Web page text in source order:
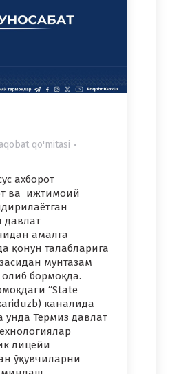
qo'mitasi
ахборот
ва ижтимоий
давлат
амалга
қонун талабларига
мунтазам
бормоқда.
“State
каналида
унда Термиз давлат
лицейи
ўқувчиларни